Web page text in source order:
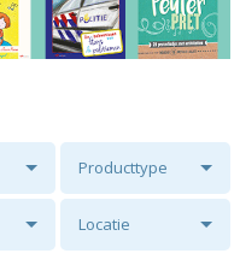
Producttype
Locatie